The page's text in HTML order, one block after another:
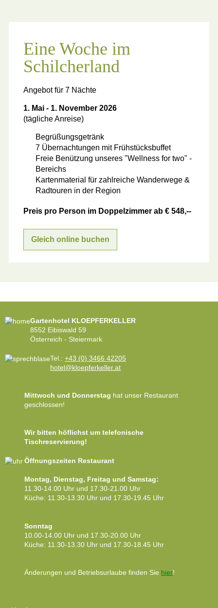
Eine Woche im
Schilcherland
Angebot für 7 Nächte
1. Mai - 1. November 2026
(tägliche Anreise)
Begrüßungsgetränk
7 Übernachtungen mit Frühstücksbuffet
Freie Benützung unseres "Wellness for two" -
Bereichs
Kartenmaterial für zahlreiche Wanderwege &
Radtouren in der Region
Preis pro Person im Doppelzimmer ab € 548,--
Gleich online buchen
Gartenhotel KLOEPFERKELLER
8552 Eibiswald 59
Österreich - Steiermark
Tel.: +43 (0) 3466 42205
hotel@kloepferkeller.at
Mittwoch und Donnerstag hat unser Restaurant
geschlossen!
Wir bitten höflichst um telefonische
Tischreservierung!
Öffnungszeiten Restaurant
Montag, Dienstag, Freitag und Samstag:
11.30-14.00 Uhr und 17.30-21.00 Uhr
Küche: 11.30-13.30 Uhr und 17.30-19.45 Uhr
Sonntag
10.00-14.00 Uhr und 17.30-20.00 Uhr
Küche: 11.30-13.30 Uhr und 17.30-18.45 Uhr
Änderungen und Betriebsurlaube finden Sie hier!